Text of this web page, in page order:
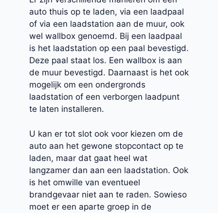
auto thuis op te laden, via een laadpaal
of via een laadstation aan de muur, ook
wel wallbox genoemd. Bij een laadpaal
is het laadstation op een paal bevestigd.
Deze paal staat los. Een wallbox is aan
de muur bevestigd. Daarnaast is het ook
mogelijk om een ondergronds
laadstation of een verborgen laadpunt
te laten installeren.
U kan er tot slot ook voor kiezen om de
auto aan het gewone stopcontact op te
laden, maar dat gaat heel wat
langzamer dan aan een laadstation. Ook
is het omwille van eventueel
brandgevaar niet aan te raden. Sowieso
moet er een aparte groep in de